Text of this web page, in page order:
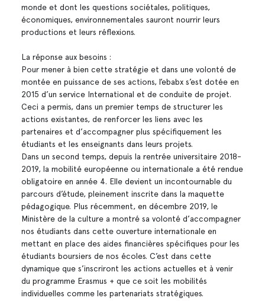
monde et dont les questions sociétales, politiques,
économiques, environnementales sauront nourrir leurs
productions et leurs réflexions.
La réponse aux besoins :
Pour mener à bien cette stratégie et dans une volonté de
montée en puissance de ses actions, l’ebabx s’est dotée en
2015 d’un service International et de conduite de projet.
Ceci a permis, dans un premier temps de structurer les
actions existantes, de renforcer les liens avec les
partenaires et d’accompagner plus spécifiquement les
étudiants et les enseignants dans leurs projets.
Dans un second temps, depuis la rentrée universitaire 2018-
2019, la mobilité européenne ou internationale a été rendue
obligatoire en année 4. Elle devient un incontournable du
parcours d’étude, pleinement inscrite dans la maquette
pédagogique. Plus récemment, en décembre 2019, le
Ministère de la culture a montré sa volonté d’accompagner
nos étudiants dans cette ouverture internationale en
mettant en place des aides financières spécifiques pour les
étudiants boursiers de nos écoles. C’est dans cette
dynamique que s’inscriront les actions actuelles et à venir
du programme Erasmus + que ce soit les mobilités
individuelles comme les partenariats stratégiques.